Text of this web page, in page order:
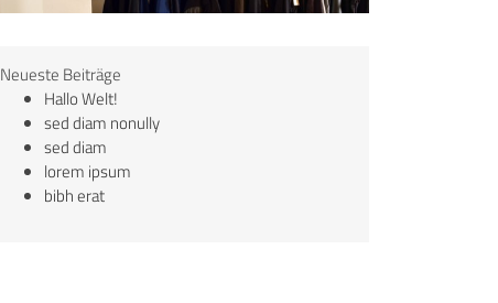
Neueste Beiträge
Hallo Welt!
sed diam nonully
sed diam
lorem ipsum
bibh erat